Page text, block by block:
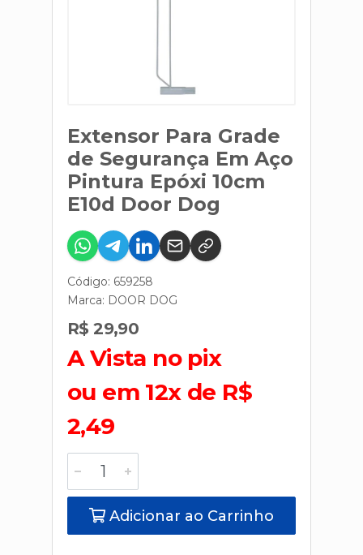
Extensor Para Grade
de Segurança Em Aço
Pintura Epóxi 10cm
E10d Door Dog
Código: 659258
Marca: DOOR DOG
R$ 29,90
A Vista no pix
ou em 12x de R$
2,49
Adicionar ao Carrinho